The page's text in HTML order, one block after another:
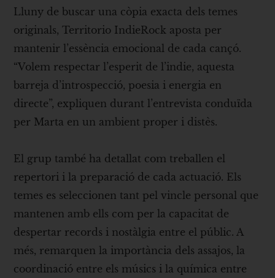
Lluny de buscar una còpia exacta dels temes
originals, Territorio IndieRock aposta per
mantenir l’essència emocional de cada cançó.
“Volem respectar l’esperit de l’indie, aquesta
barreja d’introspecció, poesia i energia en
directe”, expliquen durant l’entrevista conduïda
per Marta en un ambient proper i distès.
El grup també ha detallat com treballen el
repertori i la preparació de cada actuació. Els
temes es seleccionen tant pel vincle personal que
mantenen amb ells com per la capacitat de
despertar records i nostàlgia entre el públic. A
més, remarquen la importància dels assajos, la
coordinació entre els músics i la química entre